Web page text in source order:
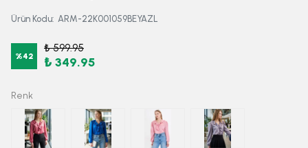
Ürün Kodu: ARM-22K001059BEYAZL
%42
₺ 599.95
₺ 349.95
Renk